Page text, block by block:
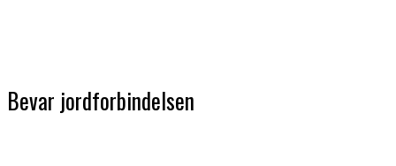
Bevar jordforbindelsen